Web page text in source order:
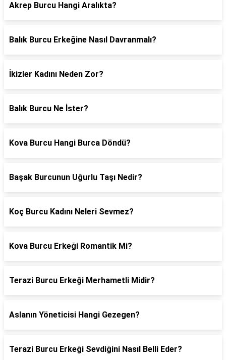
Akrep Burcu Hangi Aralıkta?
Balık Burcu Erkeğine Nasıl Davranmalı?
İkizler Kadını Neden Zor?
Balık Burcu Ne İster?
Kova Burcu Hangi Burca Döndü?
Başak Burcunun Uğurlu Taşı Nedir?
Koç Burcu Kadını Neleri Sevmez?
Kova Burcu Erkeği Romantik Mi?
Terazi Burcu Erkeği Merhametli Midir?
Aslanın Yöneticisi Hangi Gezegen?
Terazi Burcu Erkeği Sevdiğini Nasıl Belli Eder?